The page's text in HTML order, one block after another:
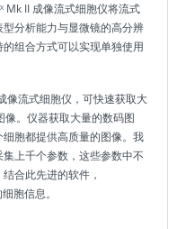
Mk II 成像流式细胞仪将流式
分析能力与显微镜的高分辨
组合方式可以实现单独使用
像流式细胞仪，可快速获取大
。仪器获取大量的数码图
胞都提供高质量的图像。我
上千个参数，这些参数中不
合此先进的软件，
胞信息。